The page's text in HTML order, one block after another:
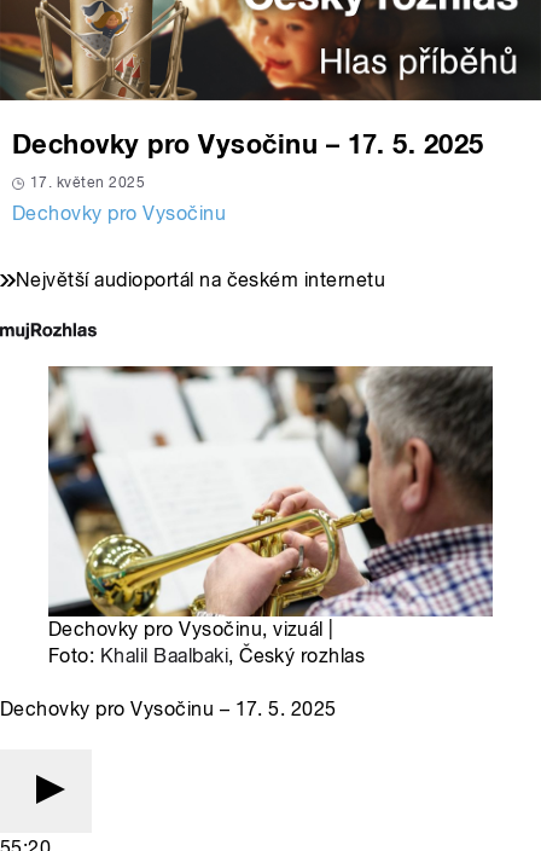
Dechovky pro Vysočinu – 17. 5. 2025
17. květen 2025
Dechovky pro Vysočinu
Největší audioportál na českém internetu
Dechovky pro Vysočinu, vizuál |
Foto: Khalil Baalbaki, Český rozhlas
Dechovky pro Vysočinu – 17. 5. 2025